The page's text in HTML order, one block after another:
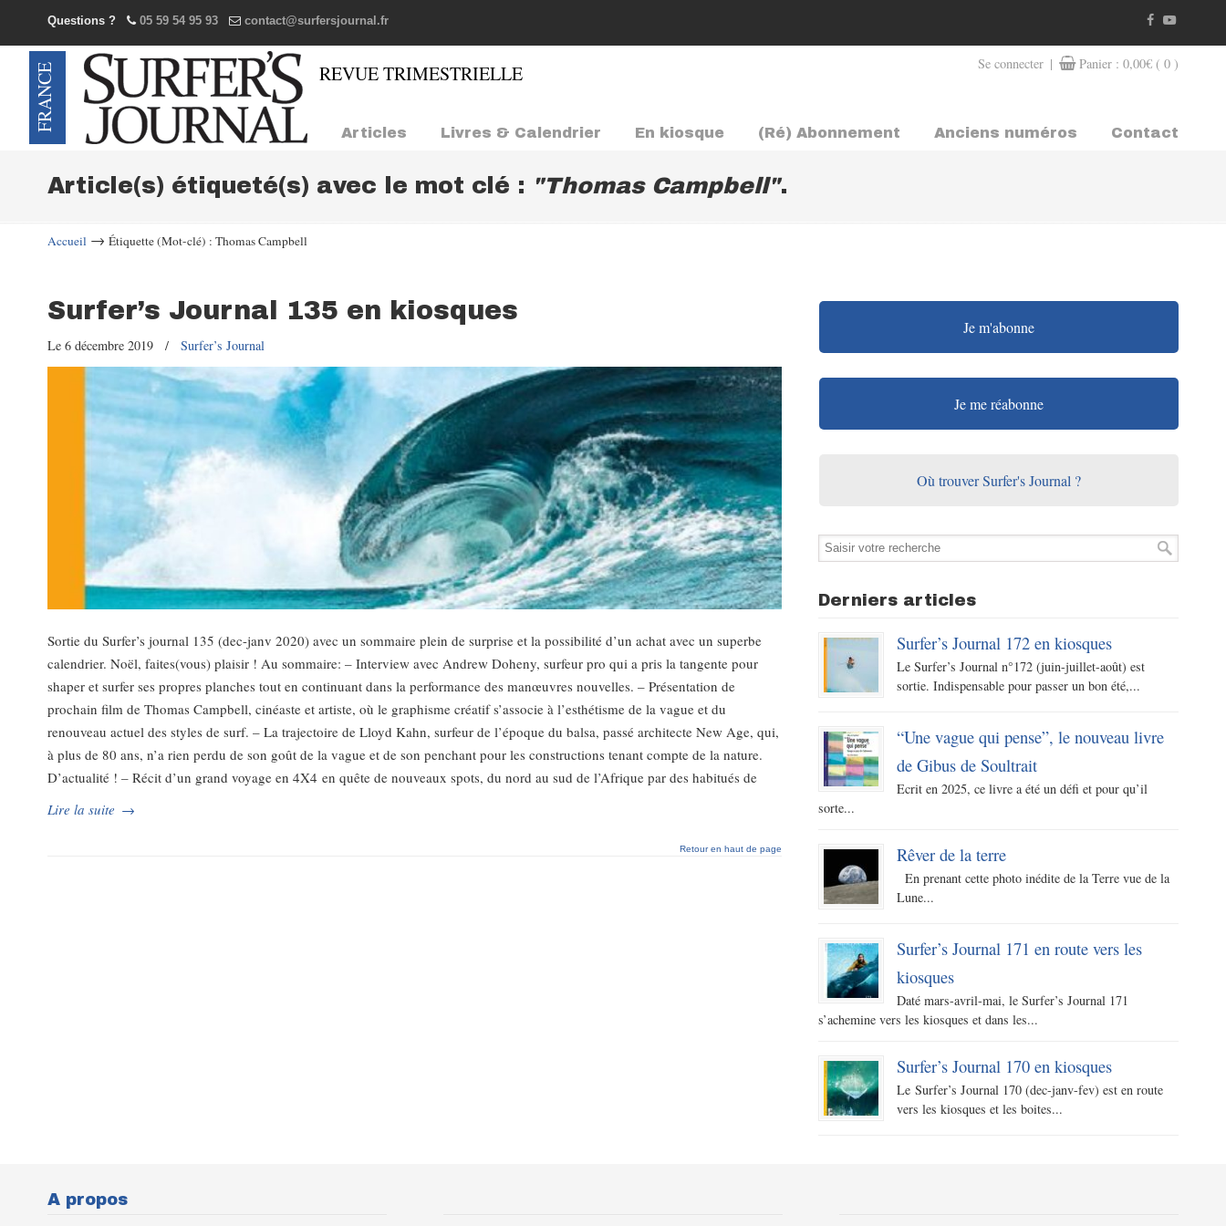
Questions ? 05 59 54 95 93 contact@surfersjournal.fr
Se connecter | Panier : 0,00€ ( 0 )
Articles Livres & Calendrier En kiosque (Ré) Abonnement Anciens numéros Contact
Navigation
Article(s) étiqueté(s) avec le mot clé : "Thomas Campbell".
Accueil → Étiquette (Mot-clé) : Thomas Campbell
Surfer’s Journal 135 en kiosques
Le 6 décembre 2019 / Surfer’s Journal
Sortie du Surfer’s journal 135 (dec-janv 2020) avec un sommaire plein de surprise et la possibilité d’un achat avec un superbe
calendrier. Noël, faites(vous) plaisir ! Au sommaire: – Interview avec Andrew Doheny, surfeur pro qui a pris la tangente pour
shaper et surfer ses propres planches tout en continuant dans la performance des manœuvres nouvelles. – Présentation de
prochain film de Thomas Campbell, cinéaste et artiste, où le graphisme créatif s’associe à l’esthétisme de la vague et du
renouveau actuel des styles de surf. – La trajectoire de Lloyd Kahn, surfeur de l’époque du balsa, passé architecte New Age, qui,
à plus de 80 ans, n’a rien perdu de son goût de la vague et de son penchant pour les constructions tenant compte de la nature.
D’actualité ! – Récit d’un grand voyage en 4X4 en quête de nouveaux spots, du nord au sud de l’Afrique par des habitués de
Lire la suite →
Retour en haut de page
Je m'abonne
Je me réabonne
Où trouver Surfer's Journal ?
Derniers articles
Surfer’s Journal 172 en kiosques
Le Surfer’s Journal n°172 (juin-juillet-août) est
sortie. Indispensable pour passer un bon été,...
“Une vague qui pense”, le nouveau livre
de Gibus de Soultrait
Ecrit en 2025, ce livre a été un défi et pour qu’il
sorte...
Rêver de la terre
En prenant cette photo inédite de la Terre vue de la
Lune...
Surfer’s Journal 171 en route vers les
kiosques
Daté mars-avril-mai, le Surfer’s Journal 171
s’achemine vers les kiosques et dans les...
Surfer’s Journal 170 en kiosques
Le Surfer’s Journal 170 (dec-janv-fev) est en route
vers les kiosques et les boites...
A propos